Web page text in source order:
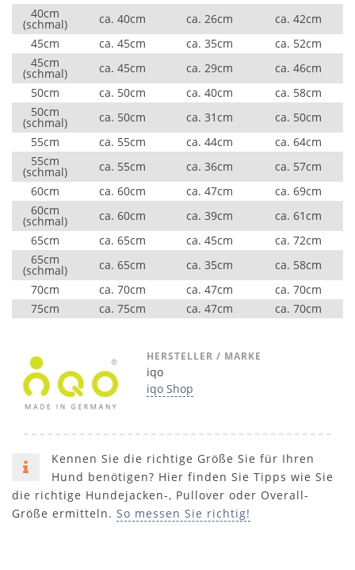
40cm
(schmal) ca. 40cm ca. 26cm
ca. 42cm
45cm
ca. 45cm ca. 35cm
ca. 52cm
45cm
(schmal) ca. 45cm ca. 29cm
ca. 46cm
50cm
ca. 50cm ca. 40cm
ca. 58cm
50cm
(schmal) ca. 50cm ca. 31cm
ca. 50cm
55cm
ca. 55cm ca. 44cm
ca. 64cm
55cm
(schmal) ca. 55cm ca. 36cm
ca. 57cm
60cm
ca. 60cm ca. 47cm
ca. 69cm
60cm
(schmal) ca. 60cm ca. 39cm
ca. 61cm
65cm
ca. 65cm ca. 45cm
ca. 72cm
65cm
(schmal) ca. 65cm ca. 35cm
ca. 58cm
70cm
ca. 70cm ca. 47cm
ca. 70cm
75cm
ca. 75cm ca. 47cm ca. 70cm
HERSTELLER / MARKE
iqo
iqo Shop
Kennen Sie die richtige Größe Sie für Ihren
Hund benötigen? Hier finden Sie Tipps wie Sie
die richtige Hundejacken-, Pullover oder Overall-
Größe ermitteln. So messen Sie richtig!